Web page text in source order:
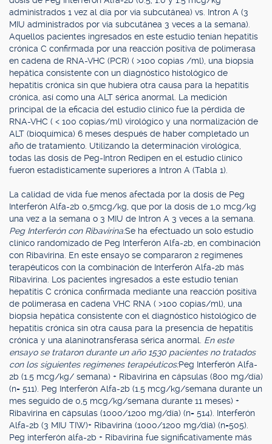
administrados 1 vez al día por vía subcutánea) vs. Intron A (3
MIU administrados por vía subcutánea 3 veces a la semana).
Aquellos pacientes ingresados en este estudio tenían hepatitis
crónica C confirmada por una reacción positiva de polimerasa
en cadena de RNA-VHC (PCR) ( >100 copias /ml), una biopsia
hepática consistente con un diagnóstico histológico de
hepatitis crónica sin que hubiera otra causa para la hepatitis
crónica, así como una ALT sérica anormal. La medición
principal de la eficacia del estudio clínico fue la pérdida de
RNA-VHC ( < 100 copias/ml) virológico y una normalización de
ALT (bioquímica) 6 meses después de haber completado un
año de tratamiento. Utilizando la determinación virológica,
todas las dosis de Peg-Intron Redipen en el estudio clínico
fueron estadísticamente superiores a Intron A (Tabla 1).
La calidad de vida fue menos afectada por la dosis de Peg
Interferón Alfa-2b 0,5mcg/kg, que por la dosis de 1,0 mcg/kg
una vez a la semana o 3 MIU de Intron A 3 veces a la semana.
Peg Interferón con Ribavirina:Se ha efectuado un solo estudio
clínico randomizado de Peg Interferón Alfa-2b, en combinación
con Ribavirina. En este ensayo se compararon 2 regímenes
terapéuticos con la combinación de Interferón Alfa-2b más
Ribavirina. Los pacientes ingresados a este estudio tenían
hepatitis C crónica confirmada mediante una reacción positiva
de polimerasa en cadena VHC RNA ( >100 copias/ml), una
biopsia hepática consistente con el diagnóstico histológico de
hepatitis crónica sin otra causa para la presencia de hepatitis
crónica y una alaninotransferasa sérica anormal. En este
ensayo se trataron durante un año 1530 pacientes no tratados
con los siguientes regímenes terapéuticos:Peg Interferón Alfa-
2b (1.5 mcg/kg/ semana) + Ribavirina en cápsulas (800 mg/día)
(n= 511). Peg Interferón Alfa-2b (1.5 mcg/kg/semana durante un
mes seguido de 0,5 mcg/kg/semana durante 11 meses) +
Ribavirina en cápsulas (1000/1200 mg/día) (n= 514). Interferón
Alfa-2b (3 MIU TIW)+ Ribavirina (1000/1200 mg/día) (n=505).
Peg interferón alfa-2b + Ribavirina fue significativamente más